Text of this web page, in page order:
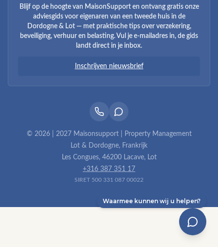
Blijf op de hoogte van MaisonSupport en ontvang gratis onze
adviesgids voor eigenaren van een tweede huis in de
Dordogne & Lot — met praktische tips over verzekering,
beveiliging, verhuur en belasting. Vul je e-mailadres in, de gids
landt direct in je inbox.
Inschrijven nieuwsbrief
© 2026 | 2027 Maisonsupport | Property Management
Lot & Dordogne, Frankrijk
Les Congues, 46200 Lacave, Lot
+316 387 351 17
SIRET 500 331 087 00022
Waarmee kunnen wij u helpen?